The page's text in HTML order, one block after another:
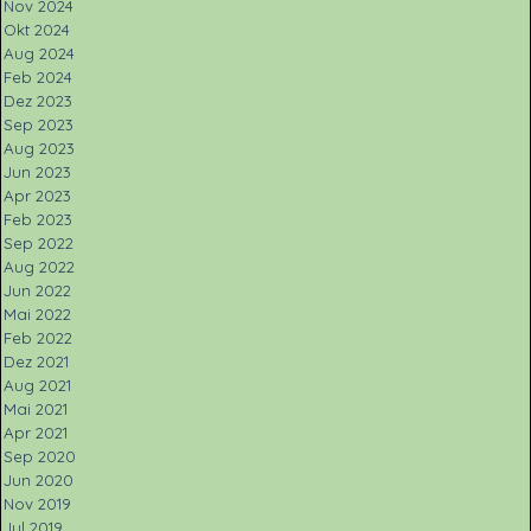
Nov 2024
Okt 2024
Aug 2024
Feb 2024
Dez 2023
Sep 2023
Aug 2023
Jun 2023
Apr 2023
Feb 2023
Sep 2022
Aug 2022
Jun 2022
Mai 2022
Feb 2022
Dez 2021
Aug 2021
Mai 2021
Apr 2021
Sep 2020
Jun 2020
Nov 2019